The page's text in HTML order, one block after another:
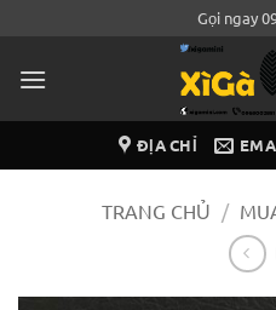
nội
Gọi ngay
ĐỊA CHỈ
TRANG CHỦ /